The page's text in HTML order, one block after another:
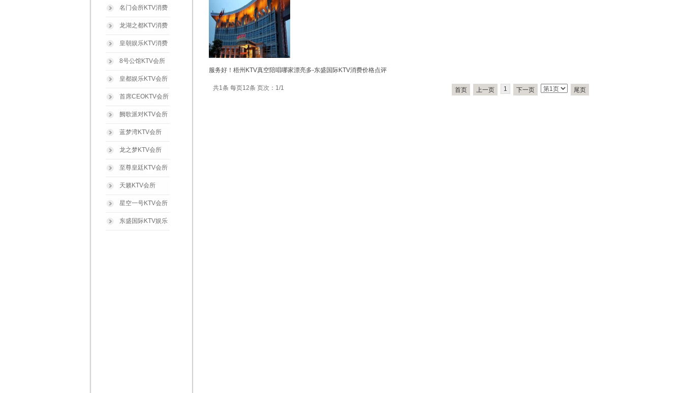
名门会所KTV消费
龙湖之都KTV消费
皇朝娱乐KTV消费
8号公馆KTV会所
皇都娱乐KTV会所
首席CEOKTV会所
阙歌派对KTV会所
蓝梦湾KTV会所
龙之梦KTV会所
至尊皇廷KTV会所
天籁KTV会所
星空一号KTV会所
东盛国际KTV娱乐
服务好！梧州KTV真空陪唱哪家漂亮多-东盛国际KTV消费价格点评
共1条 每页12条 页次：1/1 首页 上一页 1 下一页 尾页